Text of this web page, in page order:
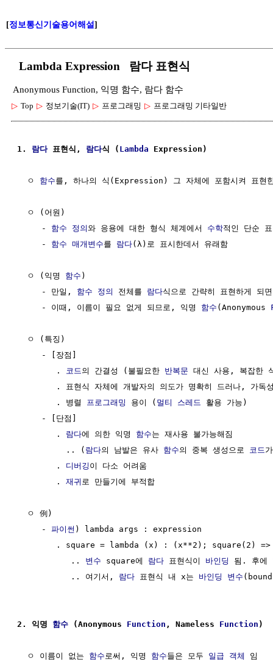
[정보통신기술용어해설]
Lambda Expression 람다 표현식
Anonymous Function, 익명 함수, 람다 함수
▷ Top ▷ 정보기술(IT) ▷ 프로그래밍 ▷ 프로그래밍 기타일반
1. 람다 표현식, 람다식 ( Lambda Expression)
  ㅇ
함수를, 하나의 식(Expression) 그 자체에 포함시켜 표현
  ㅇ (어원)
     -
함수 정의와 응용에 대한 형식 체계에서 수학적인 단순
     -
함수 매개변수를 람다(λ)로 표시한데서 유래함
  ㅇ (익명
함수 )
     - 만일,
함수 정의 전체를 람다식으로 간략히 표현하게 되
     - 이때, 이름이 필요 없게 되므로, 익명
함수 (Anonymous
  ㅇ (특징)
     - [장점]
        .
코드 의 간결성 (불필요한 반복문 대신 사용, 복잡한
. 표현식 자체에 개발자의 의도가 명확히 드러나, 가독
        . 병렬
프로그래밍 용이 ( 멀티 스레드
활용 가능)
     - [단점]
        .
람다에 의한 익명 함수는 재사용 불가능해짐
          .. (
람다의 남발은 유사 함수의 중복 생성으로 코드
        .
디버깅 이 다소 어려움
        .
재귀 로 만들기에 부적합
  ㅇ 例)
     -
파이썬 ) lambda args : expression
. square = lambda (x) : (x**2); square(2) =>
           ..
변수 square에 람다 표현식이 바인딩 됨. 후에
           .. 여기서,
람다 표현식 내 x는 바인딩 변수
2. 익명 함수 (Anonymous Function , Nameless Function )
  ㅇ 이름이 없는
함수 로써, 익명 함수들은 모두 일급 객체
임